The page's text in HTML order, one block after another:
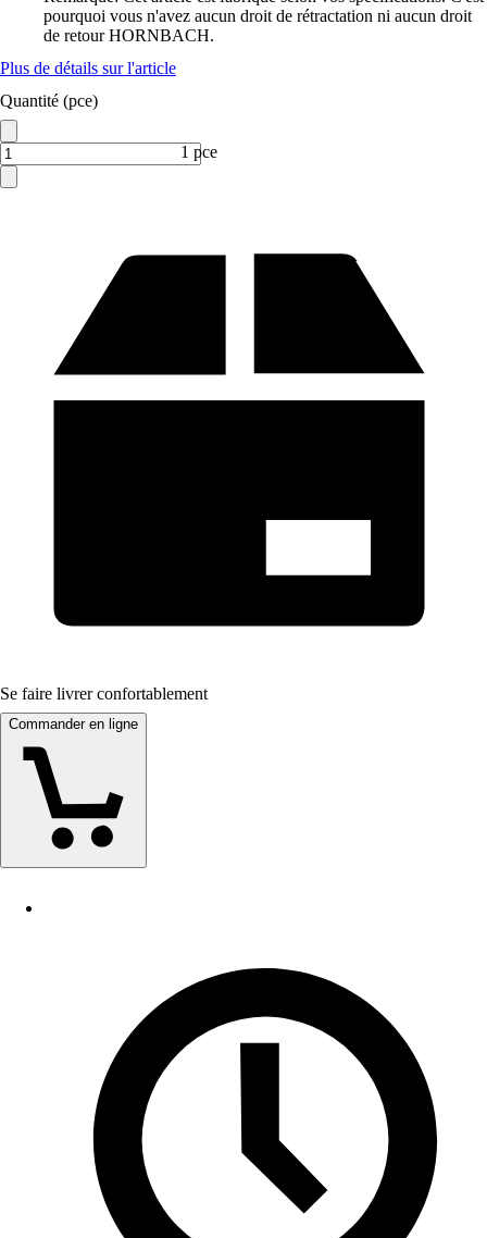
pourquoi vous n'avez aucun droit de rétractation ni aucun droit
de retour HORNBACH.
Plus de détails sur l'article
Quantité (pce)
1 pce
Se faire livrer confortablement
Commander en ligne